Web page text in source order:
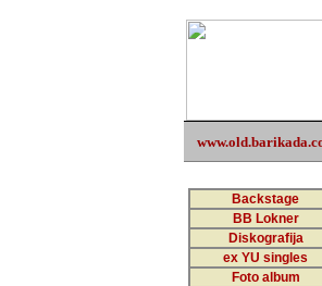
Backstage
BB Lokner
Diskografija
ex YU singles
Foto album